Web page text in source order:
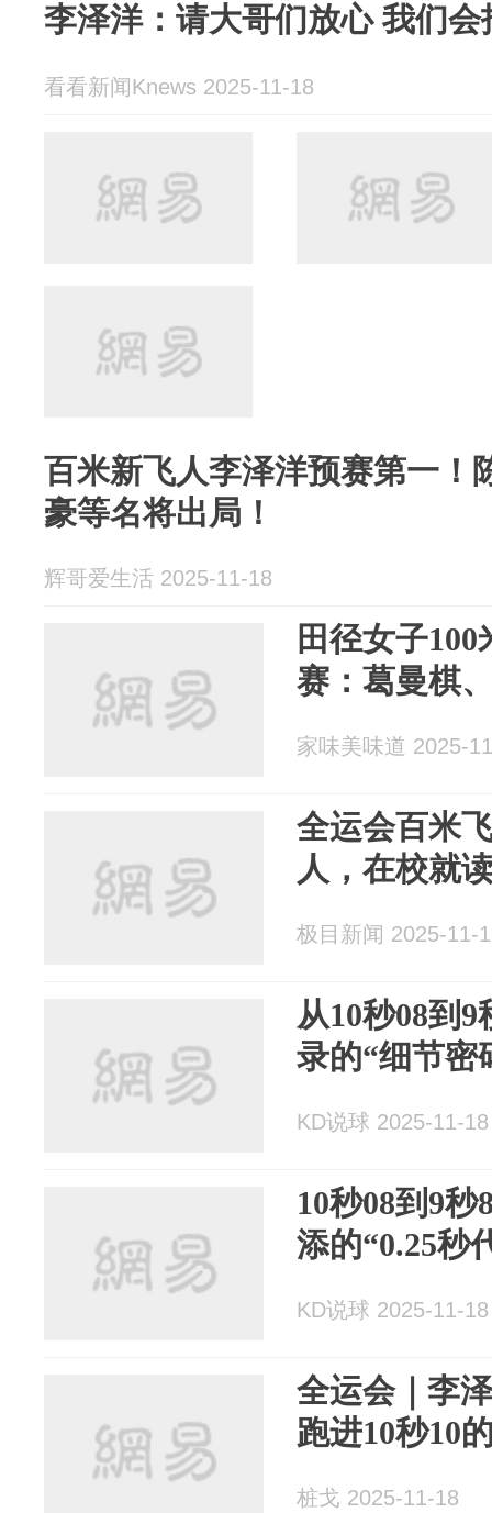
李泽洋：请大哥们放心 我们
看看新闻Knews 2025-11-18
百米新飞人李泽洋预赛第一！
豪等名将出局！
辉哥爱生活 2025-11-18
田径女子
赛：葛曼棋
家味美味道 2025-
全运会百米
人，在校就
极目新闻 2025-11-
从10秒08到
录的“细节密
KD说球 2025-11-18
10秒08到9
添的“0.25秒
KD说球 2025-11-18
全运会｜李
跑进10秒10
桩戈 2025-11-18